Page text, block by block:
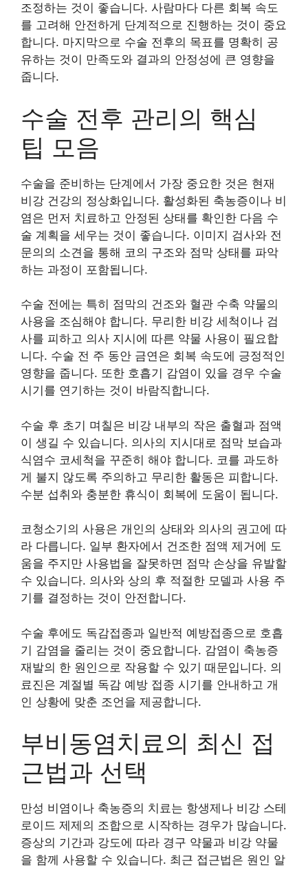
조정하는 것이 좋습니다. 사람마다 다른 회복 속도
를 고려해 안전하게 단계적으로 진행하는 것이 중요
합니다. 마지막으로 수술 전후의 목표를 명확히 공
유하는 것이 만족도와 결과의 안정성에 큰 영향을
줍니다.
수술 전후 관리의 핵심
팁 모음
수술을 준비하는 단계에서 가장 중요한 것은 현재
비강 건강의 정상화입니다. 활성화된 축농증이나 비
염은 먼저 치료하고 안정된 상태를 확인한 다음 수
술 계획을 세우는 것이 좋습니다. 이미지 검사와 전
문의의 소견을 통해 코의 구조와 점막 상태를 파악
하는 과정이 포함됩니다.
수술 전에는 특히 점막의 건조와 혈관 수축 약물의
사용을 조심해야 합니다. 무리한 비강 세척이나 검
사를 피하고 의사 지시에 따른 약물 사용이 필요합
니다. 수술 전 주 동안 금연은 회복 속도에 긍정적인
영향을 줍니다. 또한 호흡기 감염이 있을 경우 수술
시기를 연기하는 것이 바람직합니다.
수술 후 초기 며칠은 비강 내부의 작은 출혈과 점액
이 생길 수 있습니다. 의사의 지시대로 점막 보습과
식염수 코세척을 꾸준히 해야 합니다. 코를 과도하
게 불지 않도록 주의하고 무리한 활동은 피합니다.
수분 섭취와 충분한 휴식이 회복에 도움이 됩니다.
코청소기의 사용은 개인의 상태와 의사의 권고에 따
라 다릅니다. 일부 환자에서 건조한 점액 제거에 도
움을 주지만 사용법을 잘못하면 점막 손상을 유발할
수 있습니다. 의사와 상의 후 적절한 모델과 사용 주
기를 결정하는 것이 안전합니다.
수술 후에도 독감접종과 일반적 예방접종으로 호흡
기 감염을 줄리는 것이 중요합니다. 감염이 축농증
재발의 한 원인으로 작용할 수 있기 때문입니다. 의
료진은 계절별 독감 예방 접종 시기를 안내하고 개
인 상황에 맞춘 조언을 제공합니다.
부비동염치료의 최신 접
근법과 선택
만성 비염이나 축농증의 치료는 항생제나 비강 스테
로이드 제제의 조합으로 시작하는 경우가 많습니다.
증상의 기간과 강도에 따라 경구 약물과 비강 약물
을 함께 사용할 수 있습니다. 최근 접근법은 원인 알